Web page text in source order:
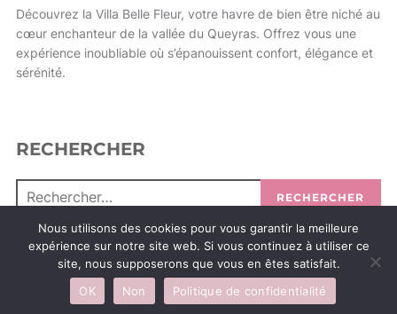
Découvrez la Villa Belle Fleur, votre havre de bien être niché au
cœur enchanteur de la vallée du Queyras. Offrez vous une
expérience inoubliable où s’épanouissent confort, élégance et
sérénité.
RECHERCHER
RECHERCHER
Politique de confidentialité
Nous utilisons des cookies pour vous garantir la meilleure
expérience sur notre site web. Si vous continuez à utiliser ce
site, nous supposerons que vous en êtes satisfait.
OK
Non Politique de confidentialité